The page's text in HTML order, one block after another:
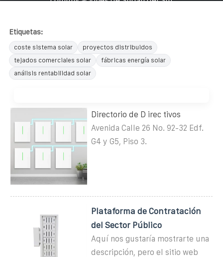
Etiquetas:
coste sistema solar
proyectos distribuidos
tejados comerciales solar
fábricas energía solar
análisis rentabilidad solar
Directorio de D irec tivos
Avenida Calle 26 No. 92-32 Edf.
G4 y G5, Piso 3.
Plataforma de Contratación
del Sector Público
Aquí nos gustaría mostrarte una
descripción, pero el sitio web